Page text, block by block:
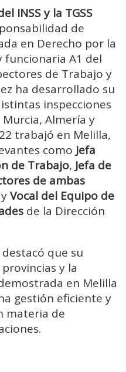
INSS y la TGSS
de
en Derecho por la
funcionaria A1 del
de Trabajo y
ha desarrollado su
inspecciones
Almería y
trabajó en Melilla,
como Jefa
de Trabajo, Jefa de
de ambas
yVocal del Equipo de
de la Dirección
que su
y la
en Melilla
gestión eficiente y
materia de